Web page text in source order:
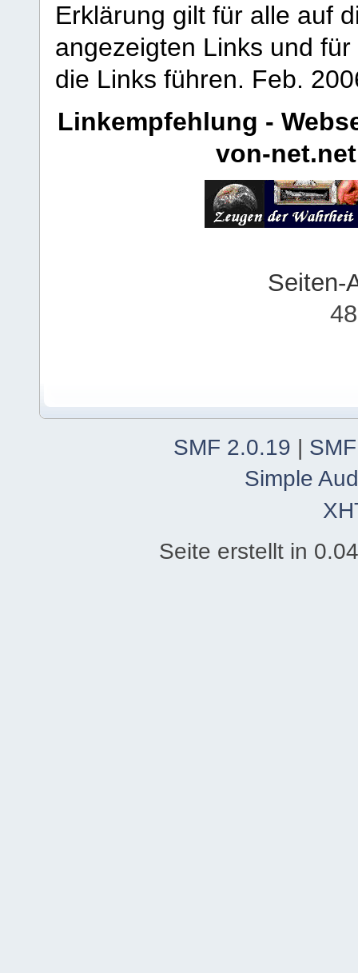
Erklärung gilt für alle auf
angezeigten Links und
die Links führen. Feb.
Linkempfehlung -
von-net.net
Seiten-
SMF 2.0.19 |
Simple
Seite erstellt in